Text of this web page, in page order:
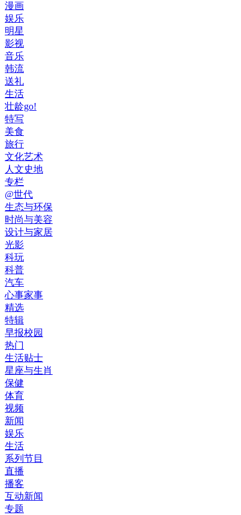
漫画
娱乐
明星
影视
音乐
韩流
送礼
生活
壮龄go!
特写
美食
旅行
文化艺术
人文史地
专栏
@世代
生态与环保
时尚与美容
设计与家居
光影
科玩
科普
汽车
心事家事
精选
特辑
早报校园
热门
生活贴士
星座与生肖
保健
体育
视频
新闻
娱乐
生活
系列节目
直播
播客
互动新闻
专题